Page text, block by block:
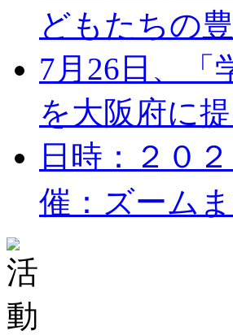
どもたちの
7月26日、「
を大阪府に
日時：２０
催：ズーム